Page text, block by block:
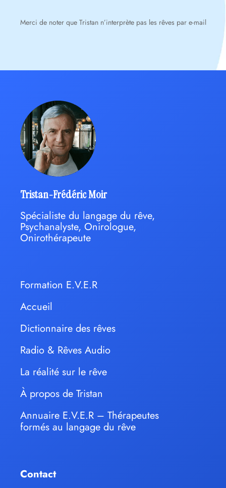
Merci de noter que Tristan n’interprète pas les rêves par e-mail
Tristan-Frédéric Moir
Spécialiste du langage du rêve,
Psychanalyste, Onirologue,
Onirothérapeute
Formation E.V.E.R
Accueil
Dictionnaire des rêves
Radio & Rêves Audio
La réalité sur le rêve
À propos de Tristan
Annuaire E.V.E.R – Thérapeutes
formés au langage du rêve
Contact